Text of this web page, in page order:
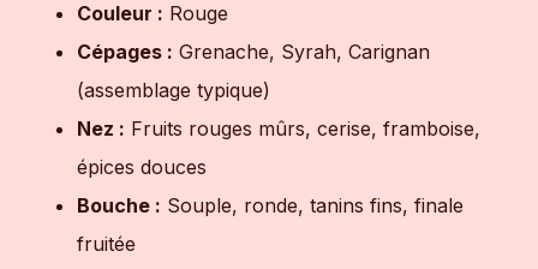
Couleur : Rouge
Cépages : Grenache, Syrah, Carignan
(assemblage typique)
Nez : Fruits rouges mûrs, cerise, framboise,
épices douces
Bouche : Souple, ronde, tanins fins, finale
fruitée